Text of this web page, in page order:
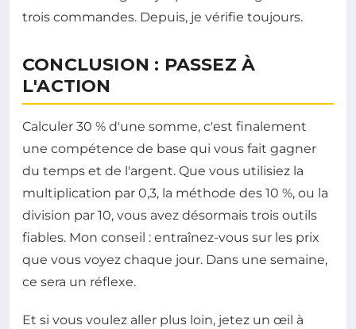
trois commandes. Depuis, je vérifie toujours.
CONCLUSION : PASSEZ À
L'ACTION
Calculer 30 % d'une somme, c'est finalement
une compétence de base qui vous fait gagner
du temps et de l'argent. Que vous utilisiez la
multiplication par 0,3, la méthode des 10 %, ou la
division par 10, vous avez désormais trois outils
fiables. Mon conseil : entraînez-vous sur les prix
que vous voyez chaque jour. Dans une semaine,
ce sera un réflexe.
Et si vous voulez aller plus loin, jetez un œil à